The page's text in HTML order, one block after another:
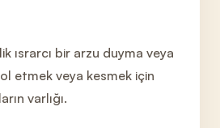
ısrarcı bir arzu duyma veya
etmek veya kesmek için
varlığı.